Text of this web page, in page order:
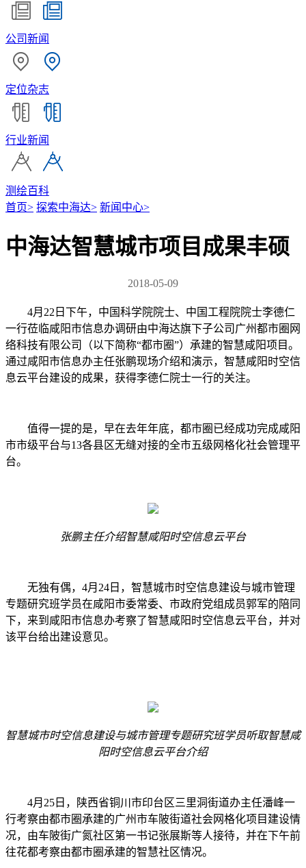
公司新闻
定位杂志
行业新闻
测绘百科
首页> 探索中海达> 新闻中心>
中海达智慧城市项目成果丰硕
2018-05-09
4月22日下午，中国科学院院士、中国工程院院士李德仁
一行莅临咸阳市信息办调研由中海达旗下子公司广州都市圈网
络科技有限公司（以下简称“都市圈”）承建的智慧咸阳项目。
通过咸阳市信息办主任张鹏现场介绍和演示，智慧咸阳时空信
息云平台建设的成果，获得李德仁院士一行的关注。
值得一提的是，早在去年年底，都市圈已经成功完成咸阳
市市级平台与13各县区无缝对接的全市五级网格化社会管理平
台。
张鹏主任介绍智慧咸阳时空信息云平台
无独有偶，4月24日，智慧城市时空信息建设与城市管理
专题研究班学员在咸阳市委常委、市政府党组成员郭军的陪同
下，来到咸阳市信息办考察了智慧咸阳时空信息云平台，并对
该平台给出建设意见。
智慧城市时空信息建设与城市管理专题研究班学员听取智慧咸
阳时空信息云平台介绍
4月25日，陕西省铜川市印台区三里洞街道办主任潘峰一
行考察由都市圈承建的广州市车陂街道社会网格化项目建设情
况，由车陂街广氮社区第一书记张展斯等人接待，并在下午前
往花都考察由都市圈承建的智慧社区情况。